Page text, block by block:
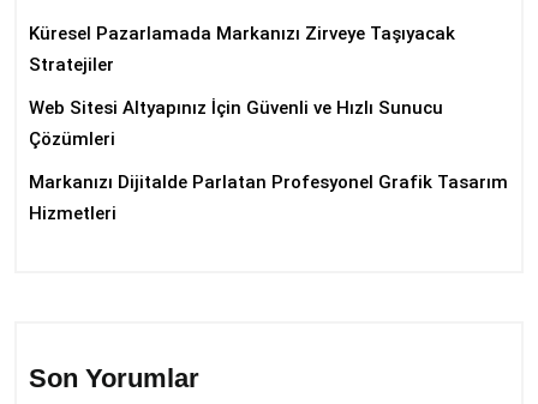
Küresel Pazarlamada Markanızı Zirveye Taşıyacak
Stratejiler
Web Sitesi Altyapınız İçin Güvenli ve Hızlı Sunucu
Çözümleri
Markanızı Dijitalde Parlatan Profesyonel Grafik Tasarım
Hizmetleri
Son Yorumlar